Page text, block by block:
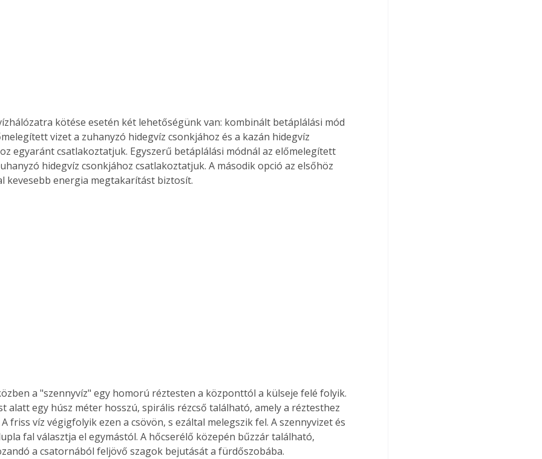
kötése esetén két lehetőségünk van: kombinált betáplálási mód
vizet a zuhanyzó hidegvíz csonkjához és a kazán hidegvíz
egyaránt csatlakoztatjuk. Egyszerű betáplálási módnál az előmelegített
hidegvíz csonkjához csatlakoztatjuk. A második opció az elsőhöz
kevesebb energia megtakarítást biztosít.
alatt egy húsz méter hosszú, spirális rézcső található, amely a réztesthez
friss víz végigfolyik ezen a csövön, s ezáltal melegszik fel. A szennyvizet és
fal választja el egymástól. A hőcserélő közepén bűzzár található,
a csatornából feljövő szagok bejutását a fürdőszobába.